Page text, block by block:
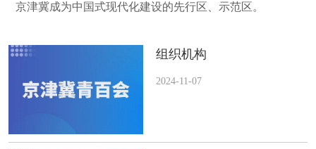
京津冀成为中国式现代化建设的先行区、示范区。
组织机构
2024-11-07